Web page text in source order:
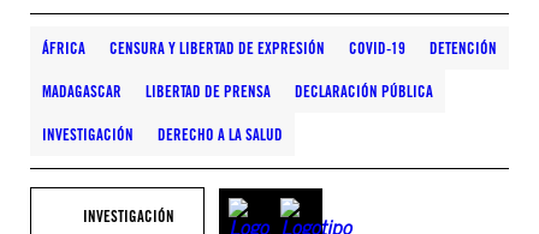
ÁFRICA CENSURA Y LIBERTAD DE EXPRESIÓN COVID-19 DETENCIÓN
MADAGASCAR LIBERTAD DE PRENSA DECLARACIÓN PÚBLICA
INVESTIGACIÓN DERECHO A LA SALUD
INVESTIGACIÓN